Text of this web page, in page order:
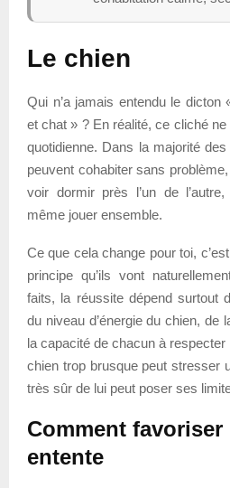
Le chien
Qui n’a jamais entendu le
et chat » ? En réalité, ce cliché
quotidienne. Dans la majorité
peuvent cohabiter sans
voir dormir près l’un de
même jouer ensemble.
Ce que cela change pour toi,
principe qu’ils vont
faits, la réussite dépend surtout
du niveau d’énergie du chien, de
la capacité de chacun à respecter
chien trop brusque peut stresser
très sûr de lui peut poser ses
Comment
entente